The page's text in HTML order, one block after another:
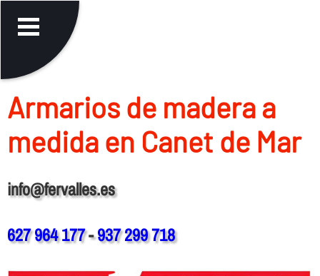
Armarios de madera a
medida en Canet de Mar
info@fervalles.es
627 964 177-937 299 718